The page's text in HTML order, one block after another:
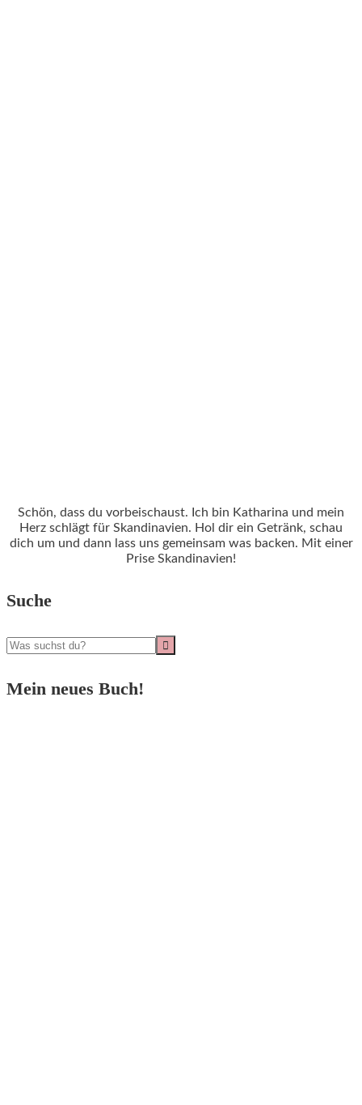
Schön, dass du vorbeischaust. Ich bin Katharina und mein
Herz schlägt für Skandinavien. Hol dir ein Getränk, schau
dich um und dann lass uns gemeinsam was backen. Mit einer
Prise Skandinavien!
Suche
Mein neues Buch!